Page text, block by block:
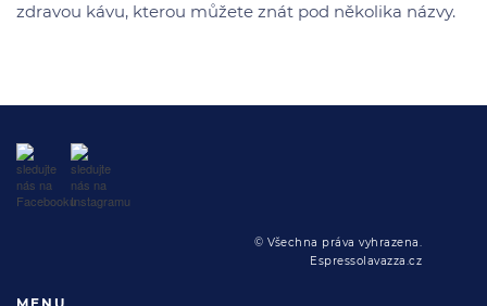
zdravou kávu, kterou můžete znát pod několika názvy.
© Všechna práva vyhrazena.
Espressolavazza.cz